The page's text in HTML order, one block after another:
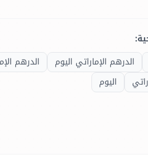
الدرهم الإماراتي اليوم الدرهم
اليوم